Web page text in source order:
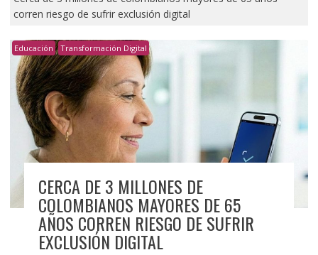
corren riesgo de sufrir exclusión digital
Educación Transformación Digital
CERCA DE 3 MILLONES DE
COLOMBIANOS MAYORES DE 65
AÑOS CORREN RIESGO DE SUFRIR
EXCLUSIÓN DIGITAL